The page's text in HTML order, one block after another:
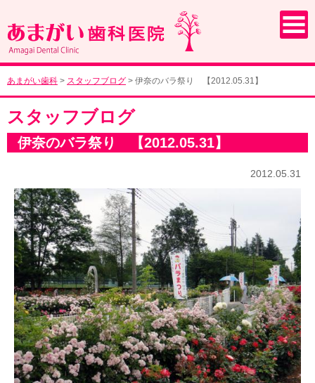
あまがい歯科 > スタッフブログ > 伊奈のバラ祭り 【2012.05.31】
スタッフブログ
伊奈のバラ祭り 【2012.05.31】
2012.05.31